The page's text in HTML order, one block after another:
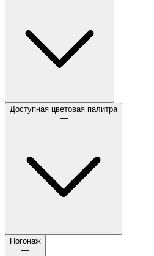
Доступная цветовая палитра
—
Погонаж
—